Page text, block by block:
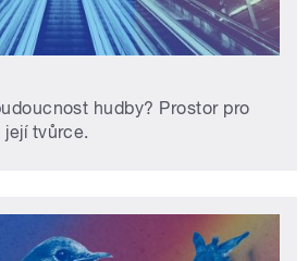
hudby? Prostor pro
tvůrce.